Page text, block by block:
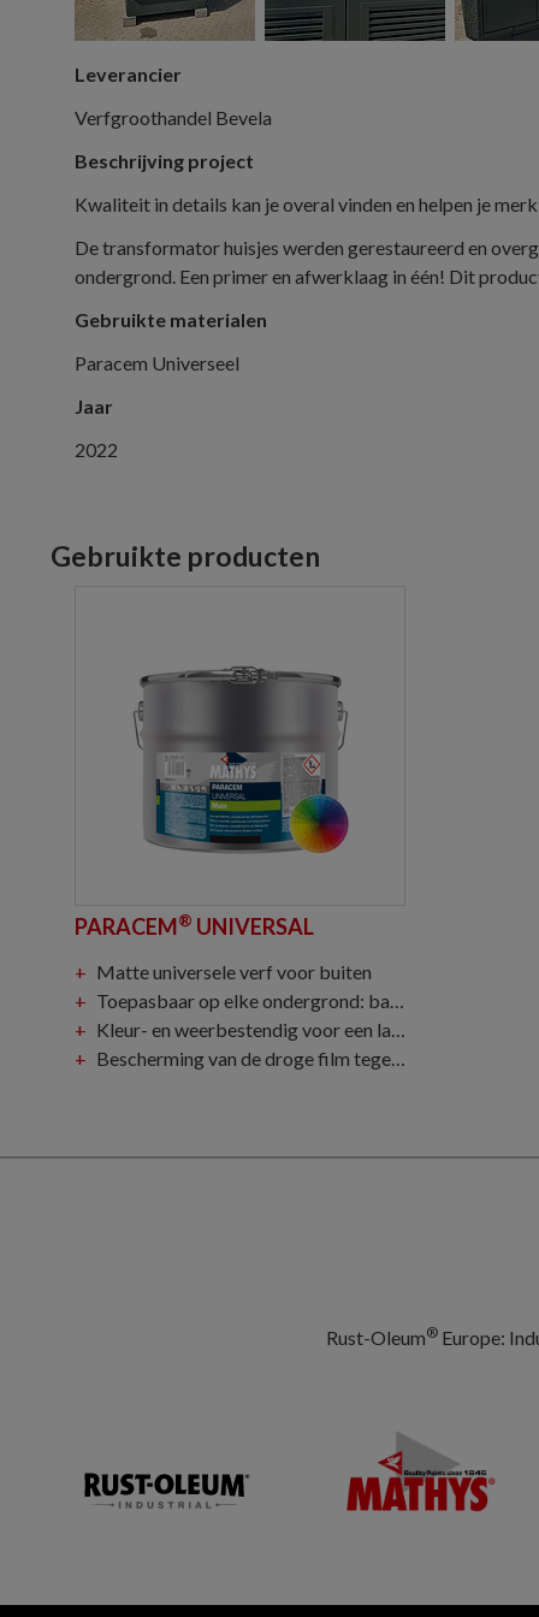
Leverancier
Verfgroothandel Bevela
Beschrijving project
Kwaliteit in details kan je overal vinden en helpen je
De transformator huisjes werden gerestaureerd en
ondergrond. Een primer en afwerklaag in één! Dit
Gebruikte materialen
Paracem Universeel
Jaar
2022
Gebruikte producten
PARACEM® UNIVERSAL
Matte universele verf voor buiten
Toepasbaar op elke ondergrond: bakstenen, goten, hout, aluminium...
Kleur- en weerbestendig voor een langdurige bescherming
Bescherming van de droge film tegen aantasting door schimmels
Rust-Oleum®Europe: